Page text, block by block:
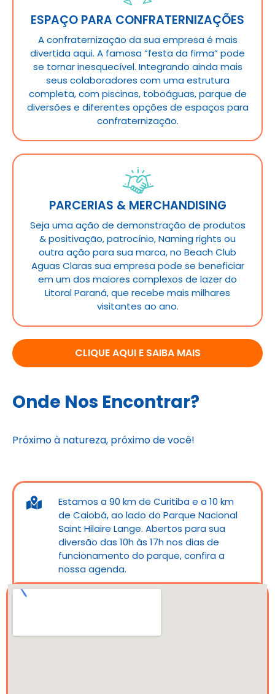
ESPAÇO PARA CONFRATERNIZAÇÕES
A confraternização da sua empresa é mais
divertida aqui. A famosa “festa da firma” pode
se tornar inesquecível. Integrando ainda mais
seus colaboradores com uma estrutura
completa, com piscinas, toboáguas, parque de
diversões e diferentes opções de espaços para
confraternização.
PARCERIAS & MERCHANDISING
Seja uma ação de demonstração de produtos
& positivação, patrocínio, Naming rights ou
outra ação para sua marca, no Beach Club
Aguas Claras sua empresa pode se beneficiar
em um dos maiores complexos de lazer do
Litoral Paraná, que recebe mais milhares
visitantes ao ano.
CLIQUE AQUI E SAIBA MAIS
Onde Nos Encontrar?
Próximo à natureza, próximo de você!
Ver rota
Estamos a 90 km de Curitiba e a 10 km
de Caiobá, ao lado do Parque Nacional
Saint Hilaire Lange. Abertos para sua
diversão das 10h às 17h nos dias de
funcionamento do parque, confira a
nossa agenda.